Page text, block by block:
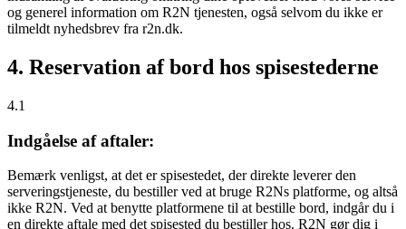
og generel information om R2N tjenesten, også selvom du ikke er
tilmeldt nyhedsbrev fra r2n.dk.
4. Reservation af bord hos spisestederne
4.1
Indgåelse af aftaler:
Bemærk venligst, at det er spisestedet, der direkte leverer den
serveringstjeneste, du bestiller ved at bruge R2Ns platforme, og altså
ikke R2N. Ved at benytte platformene til at bestille bord, indgår du i
en direkte aftale med det spisested du bestiller hos. R2N gør dig i